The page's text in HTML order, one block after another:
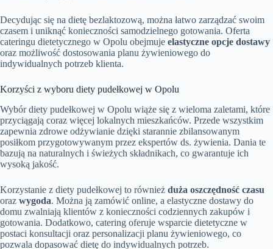
Decydując się na dietę bezlaktozową, można łatwo zarządzać swoim
czasem i uniknąć konieczności samodzielnego gotowania. Oferta
cateringu dietetycznego w Opolu obejmuje elastyczne opcje dostawy
oraz możliwość dostosowania planu żywieniowego do
indywidualnych potrzeb klienta.
Korzyści z wyboru diety pudełkowej w Opolu
Wybór diety pudełkowej w Opolu wiąże się z wieloma zaletami, które
przyciągają coraz więcej lokalnych mieszkańców. Przede wszystkim
zapewnia zdrowe odżywianie dzięki starannie zbilansowanym
posiłkom przygotowywanym przez ekspertów ds. żywienia. Dania te
bazują na naturalnych i świeżych składnikach, co gwarantuje ich
wysoką jakość.
Korzystanie z diety pudełkowej to również duża oszczędność czasu
oraz wygoda. Można ją zamówić online, a elastyczne dostawy do
domu zwalniają klientów z konieczności codziennych zakupów i
gotowania. Dodatkowo, catering oferuje wsparcie dietetyczne w
postaci konsultacji oraz personalizacji planu żywieniowego, co
pozwala dopasować dietę do indywidualnych potrzeb.